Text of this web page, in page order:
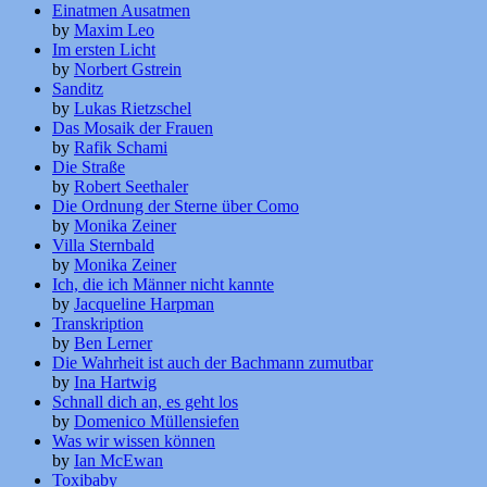
Einatmen Ausatmen
by Maxim Leo
Im ersten Licht
by Norbert Gstrein
Sanditz
by Lukas Rietzschel
Das Mosaik der Frauen
by Rafik Schami
Die Straße
by Robert Seethaler
Die Ordnung der Sterne über Como
by Monika Zeiner
Villa Sternbald
by Monika Zeiner
Ich, die ich Männer nicht kannte
by Jacqueline Harpman
Transkription
by Ben Lerner
Die Wahrheit ist auch der Bachmann zumutbar
by Ina Hartwig
Schnall dich an, es geht los
by Domenico Müllensiefen
Was wir wissen können
by Ian McEwan
Toxibaby